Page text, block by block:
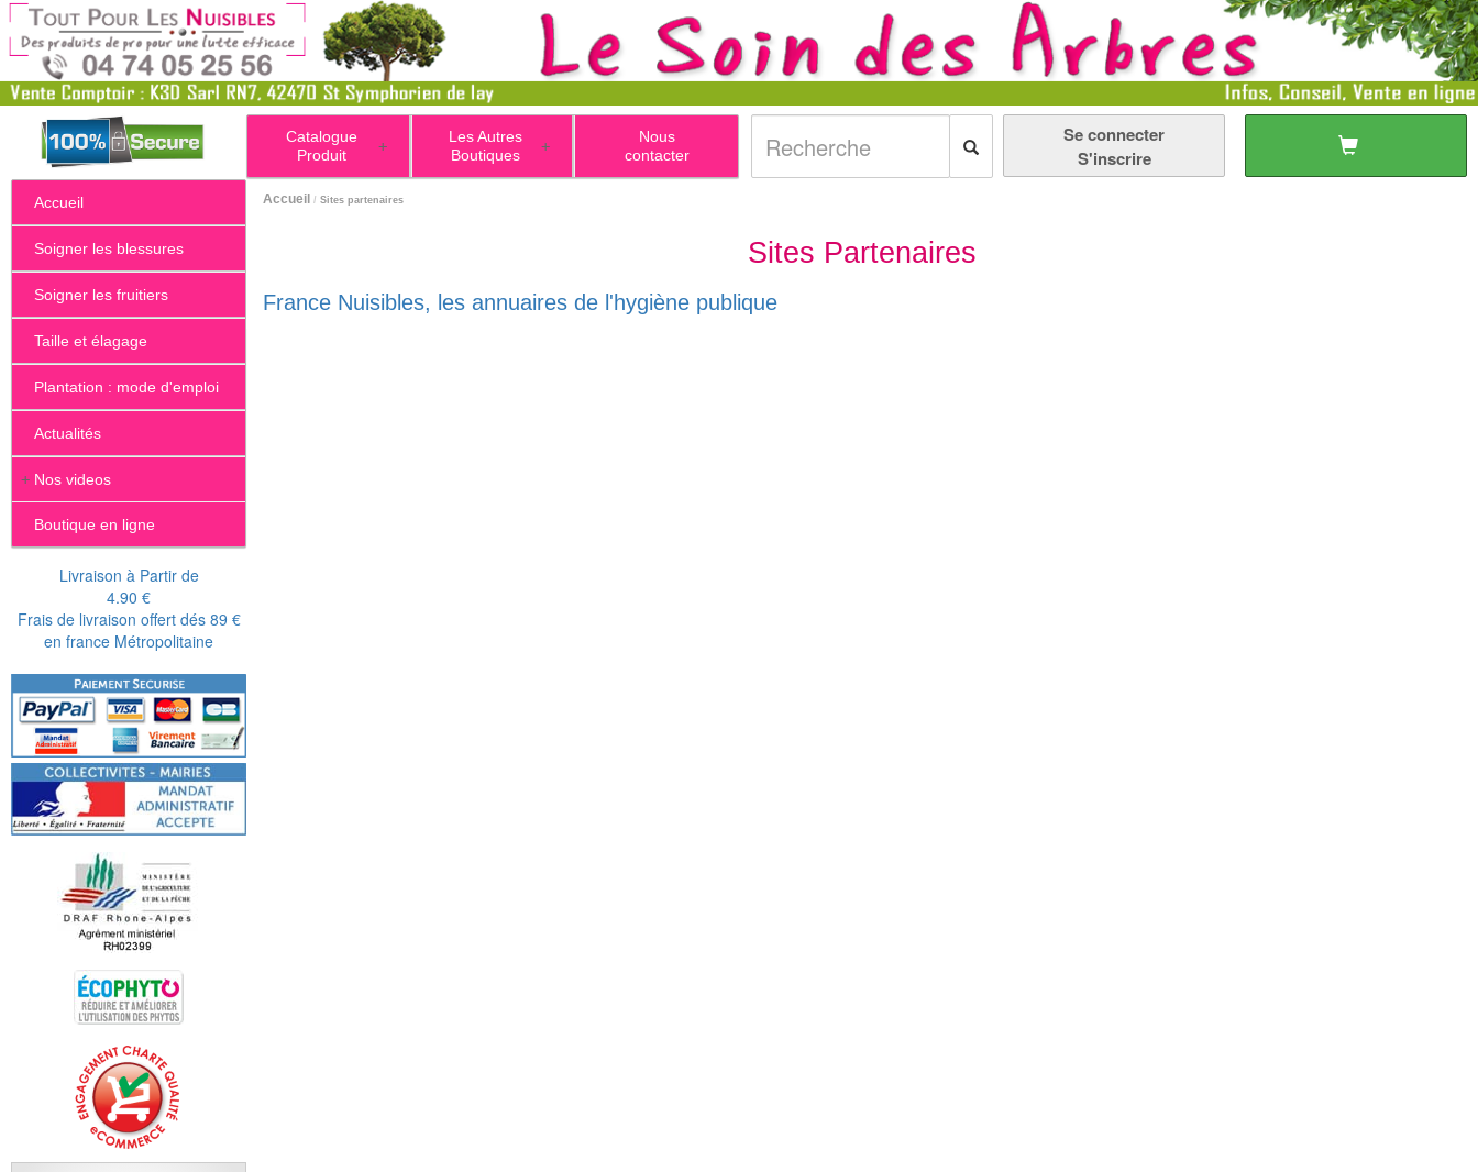
+
Catalogue
Produit
+
Les Autres
Boutiques
Nous
contacter
Se connecter
S'inscrire
Accueil
Soigner les blessures
Soigner les fruitiers
Taille et élagage
Plantation : mode d'emploi
Actualités
+ Nos videos
Boutique en ligne
Livraison à Partir de
4.90 €
Frais de livraison offert dés 89 €
en france Métropolitaine
Accueil / Sites partenaires
Sites Partenaires
France Nuisibles, les annuaires de l'hygiène publique